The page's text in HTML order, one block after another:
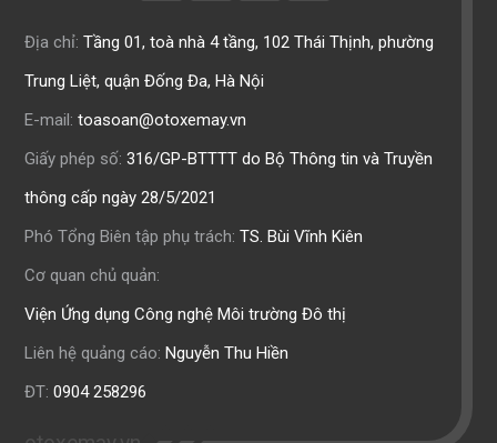
Địa chỉ: Tầng 01, toà nhà 4 tầng, 102 Thái Thịnh, phường
Trung Liệt, quận Đống Đa, Hà Nội
E-mail: toasoan@otoxemay.vn
Giấy phép số: 316/GP-BTTTT do Bộ Thông tin và Truyền
thông cấp ngày 28/5/2021
Phó Tổng Biên tập phụ trách: TS. Bùi Vĩnh Kiên
Cơ quan chủ quản:
Viện Ứng dụng Công nghệ Môi trường Đô thị
Liên hệ quảng cáo: Nguyễn Thu Hiền
ĐT: 0904 258296